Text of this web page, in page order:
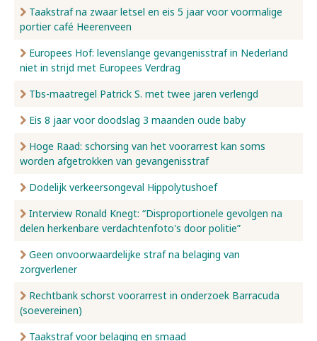
Taakstraf na zwaar letsel en eis 5 jaar voor voormalige
portier café Heerenveen
Europees Hof: levenslange gevangenisstraf in Nederland
niet in strijd met Europees Verdrag
Tbs-maatregel Patrick S. met twee jaren verlengd
Eis 8 jaar voor doodslag 3 maanden oude baby
Hoge Raad: schorsing van het voorarrest kan soms
worden afgetrokken van gevangenisstraf
Dodelijk verkeersongeval Hippolytushoef
Interview Ronald Knegt: “Disproportionele gevolgen na
delen herkenbare verdachtenfoto's door politie”
Geen onvoorwaardelijke straf na belaging van
zorgverlener
Rechtbank schorst voorarrest in onderzoek Barracuda
(soevereinen)
Taakstraf voor belaging en smaad